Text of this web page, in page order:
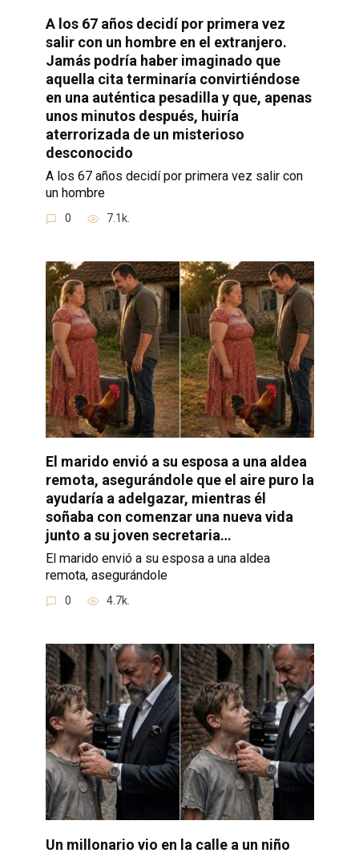
A los 67 años decidí por primera vez
salir con un hombre en el extranjero.
Jamás podría haber imaginado que
aquella cita terminaría convirtiéndose
en una auténtica pesadilla y que, apenas
unos minutos después, huiría
aterrorizada de un misterioso
desconocido
A los 67 años decidí por primera vez salir con
un hombre
0 7.1k.
El marido envió a su esposa a una aldea
remota, asegurándole que el aire puro la
ayudaría a adelgazar, mientras él
soñaba con comenzar una nueva vida
junto a su joven secretaria…
El marido envió a su esposa a una aldea
remota, asegurándole
0 4.7k.
Un millonario vio en la calle a un niño